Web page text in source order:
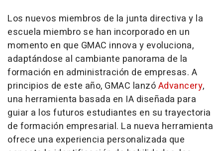
Los nuevos miembros de la junta directiva y la
escuela miembro se han incorporado en un
momento en que GMAC innova y evoluciona,
adaptándose al cambiante panorama de la
formación en administración de empresas. A
principios de este año, GMAC lanzóAdvancery,
una herramienta basada en IA diseñada para
guiar a los futuros estudiantes en su trayectoria
de formación empresarial. La nueva herramienta
ofrece una experiencia personalizada que